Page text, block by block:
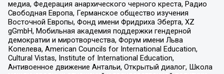
медиа, Федерация анархического черного креста, Радио
Свободная Европа, Германское общество изучения
Восточной Европы, Фонд имени Фридриха Эберта, XZ
gGmbH, Мобильная академия поддержки гендерной
демократии и миротворчества, Форум имени Льва
Копелева, American Councils for International Education,
Cultural Vistas, Institute of International Education,
Антивоенное движение Антальи, Открытый диалог, Школа